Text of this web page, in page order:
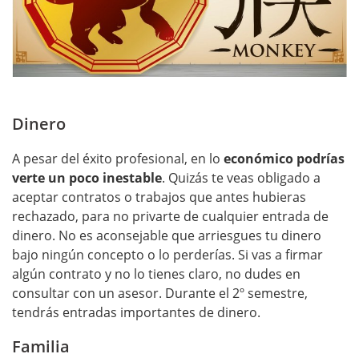
Dinero
A pesar del éxito profesional, en lo económico podrías
verte un poco inestable. Quizás te veas obligado a
aceptar contratos o trabajos que antes hubieras
rechazado, para no privarte de cualquier entrada de
dinero. No es aconsejable que arriesgues tu dinero
bajo ningún concepto o lo perderías. Si vas a firmar
algún contrato y no lo tienes claro, no dudes en
consultar con un asesor. Durante el 2º semestre,
tendrás entradas importantes de dinero.
Familia